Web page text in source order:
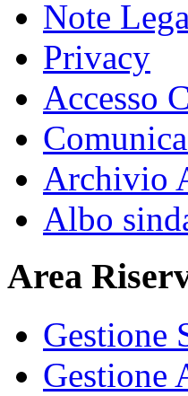
Note
Privacy
Accesso
Archivio
Albo
Area
Gestione
Gestione